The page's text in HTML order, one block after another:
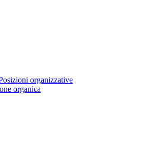
organizzative
organica